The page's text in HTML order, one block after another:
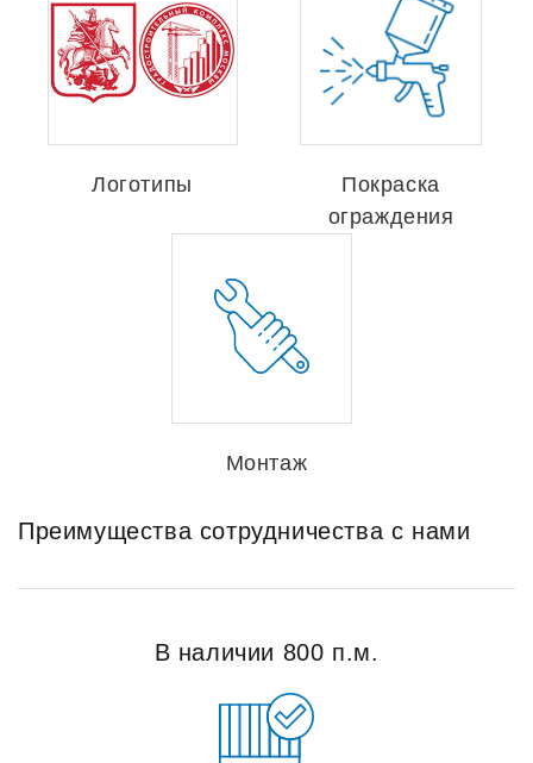
Логотипы
Покраска
ограждения
Монтаж
Преимущества сотрудничества с нами
В наличии 800 п.м.